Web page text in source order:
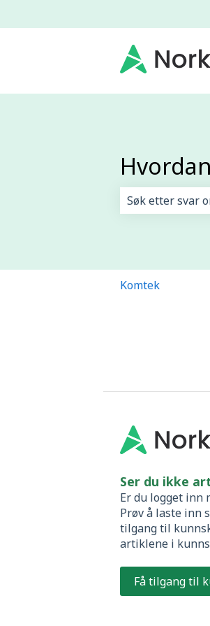
Komtek
Ser du ikke
Er du logget inn
Prøv å laste inn
tilgang til
artiklene i
Få tilgang til